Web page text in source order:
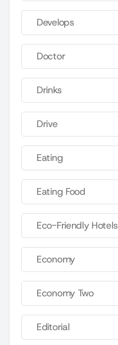
Develops
Doctor
Drinks
Drive
Eating
Eating Food
Eco-Friendly Hotels
Economy
Economy Two
Editorial